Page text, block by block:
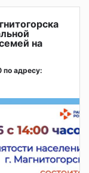
на
по адресу: